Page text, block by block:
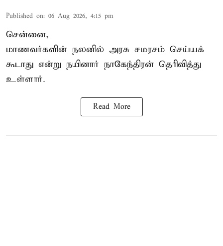
Published on: 06 Aug 2026, 4:15 pm
சென்னை,
மாணவர்களின் நலனில் அரசு சமரசம் செய்யக்
கூடாது என்று நயினார் நாகேந்திரன் தெரிவித்து
உள்ளார்.
Read More